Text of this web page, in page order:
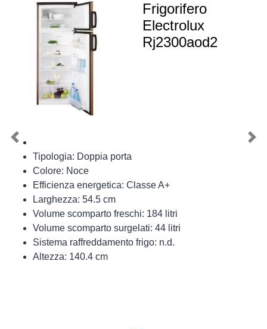
Frigorifero
Electrolux
Rj2300aod2
Tipologia: Doppia porta
Colore: Noce
Efficienza energetica: Classe A+
Larghezza: 54.5 cm
Volume scomparto freschi: 184 litri
Volume scomparto surgelati: 44 litri
Sistema raffreddamento frigo: n.d.
Altezza: 140.4 cm
Previous